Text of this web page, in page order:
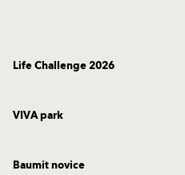
Life Challenge 2026
VIVA park
Baumit novice